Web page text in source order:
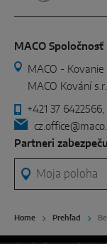
MACO Spoločnosť
MACO - Kovanie
MACO Kování
+421 37
Partneri
Moja poloha
Home Prehľad